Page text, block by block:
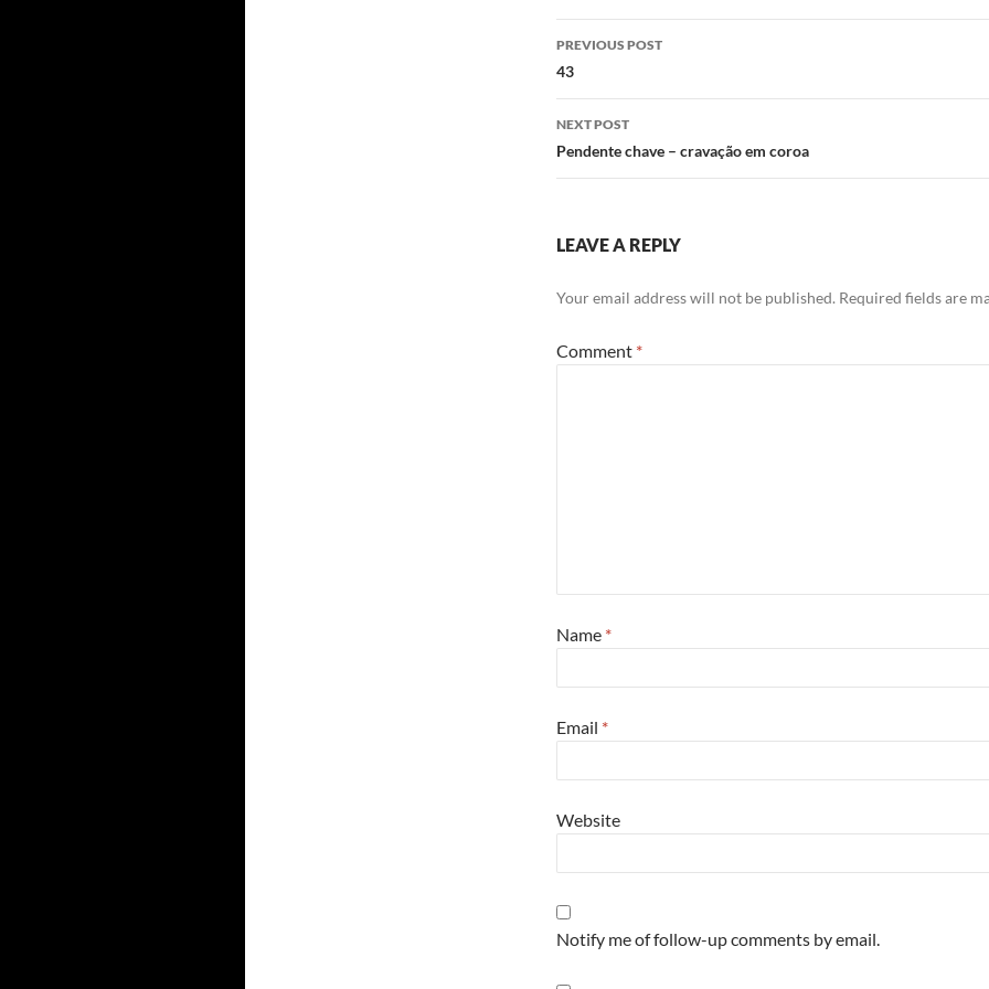
Post
navigation
PREVIOUS POST
43
NEXT POST
Pendente chave – cravação em coroa
LEAVE A REPLY
Your email address will not be published. Required fields are
Comment *
Name *
Email *
Website
Notify me of follow-up comments by email.